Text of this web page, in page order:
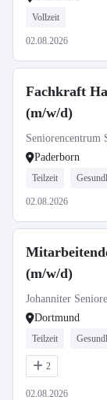
Vollzeit
02.08.2026
Fachkraft
(m/w/d)
Seniorencentrum
Paderborn
Teilzeit
02.08.2026
(m/w/d)
Johanniter
Dortmund
Teilzeit
2
02.08.2026